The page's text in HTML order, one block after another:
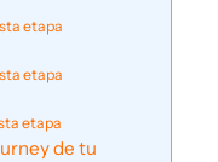
etapa
etapa
etapa
de tu